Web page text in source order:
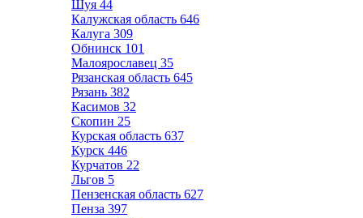
Шуя 44
Калужская область 646
Калуга 309
Обнинск 101
Малоярославец 35
Рязанская область 645
Рязань 382
Касимов 32
Скопин 25
Курская область 637
Курск 446
Курчатов 22
Льгов 5
Пензенская область 627
Пенза 397